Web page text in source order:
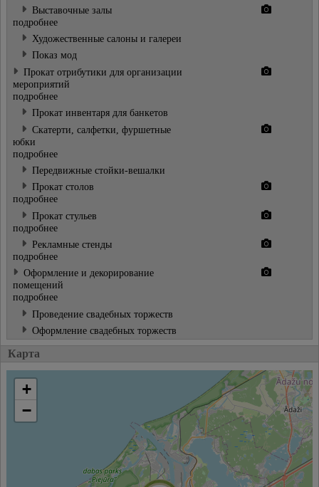
Выставочные залы
подробнее
Художественные салоны и галереи
Показ мод
Прокат отрибутики для организации
мероприятий
подробнее
Прокат инвентаря для банкетов
Скатерти, салфетки, фуршетные
юбки
подробнее
Передвижные стойки-вешалки
Прокат столов
подробнее
Прокат стульев
подробнее
Рекламные стенды
подробнее
Оформление и декорирование
помещений
подробнее
Проведение свадебных торжеств
Оформление свадебных торжеств
Карта
+
−